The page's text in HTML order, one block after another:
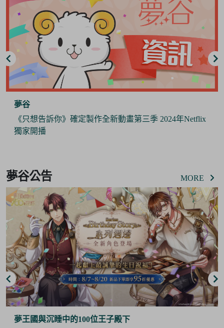
夢谷
《只想告訴你》確定製作全新動畫第三季 2024年Netflix
獨家開播
of
6
夢谷公告 MORE
夢王國與沉睡中的100位王子殿下